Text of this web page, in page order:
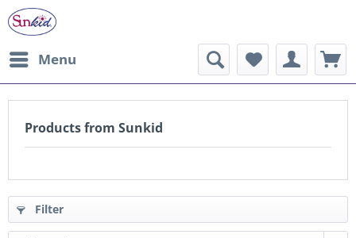
Menu
Products from Sunkid
Filter